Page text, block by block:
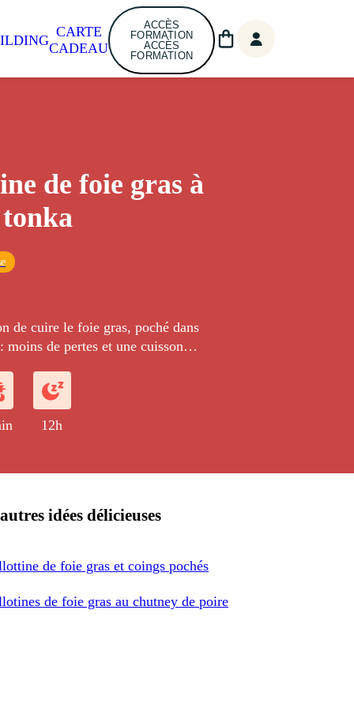
CARTE
CADEAU
ACCÈS
FORMATION
ACCÈS
FORMATION
de foie gras à
de cuire le foie gras, poché dans
moins de pertes et une cuisson
12h
idées délicieuses
de foie gras et coings pochés
de foie gras au chutney de poire